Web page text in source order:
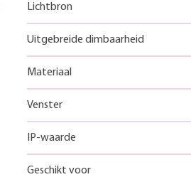
Lichtbron
Uitgebreide dimbaarheid
Materiaal
Venster
IP-waarde
Geschikt voor